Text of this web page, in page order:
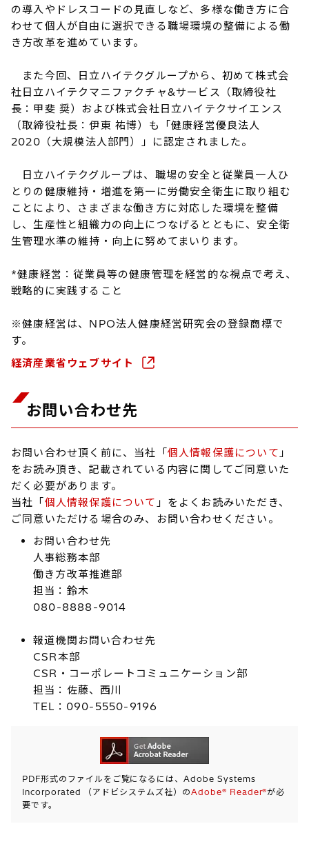
の導入やドレスコードの見直しなど、多様な働き方に合
わせて個人が自由に選択できる職場環境の整備による働
き方改革を進めています。
また今回、日立ハイテクグループから、初めて株式会
社日立ハイテクマニファクチャ&サービス（取締役社
長：甲斐 奨）および株式会社日立ハイテクサイエンス
（取締役社長：伊東 祐博）も「健康経営優良法人
2020（大規模法人部門）」に認定されました。
日立ハイテクグループは、職場の安全と従業員一人ひ
とりの健康維持・増進を第一に労働安全衛生に取り組む
ことにより、さまざまな働き方に対応した環境を整備
し、生産性と組織力の向上につなげるとともに、安全衛
生管理水準の維持・向上に努めてまいります。
*健康経営：従業員等の健康管理を経営的な視点で考え、
戦略的に実践すること
※健康経営は、NPO法人健康経営研究会の登録商標で
す。
経済産業省ウェブサイト
お問い合わせ先
お問い合わせ頂く前に、当社「個人情報保護について 」
をお読み頂き、記載されている内容に関してご同意いた
だく必要があります。
当社「個人情報保護について 」をよくお読みいただき、
ご同意いただける場合のみ、お問い合わせください。
お問い合わせ先
人事総務本部
働き方改革推進部
担当：鈴木
080-8888-9014
報道機関お問い合わせ先
CSR本部
CSR・コーポレートコミュニケーション部
担当：佐藤、西川
TEL：090-5550-9196
PDF形式のファイルをご覧になるには、Adobe Systems
Incorporated （アドビシステムズ社）のAdobe® Reader®が必
要です。